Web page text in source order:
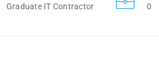
Graduate IT Contractor 0